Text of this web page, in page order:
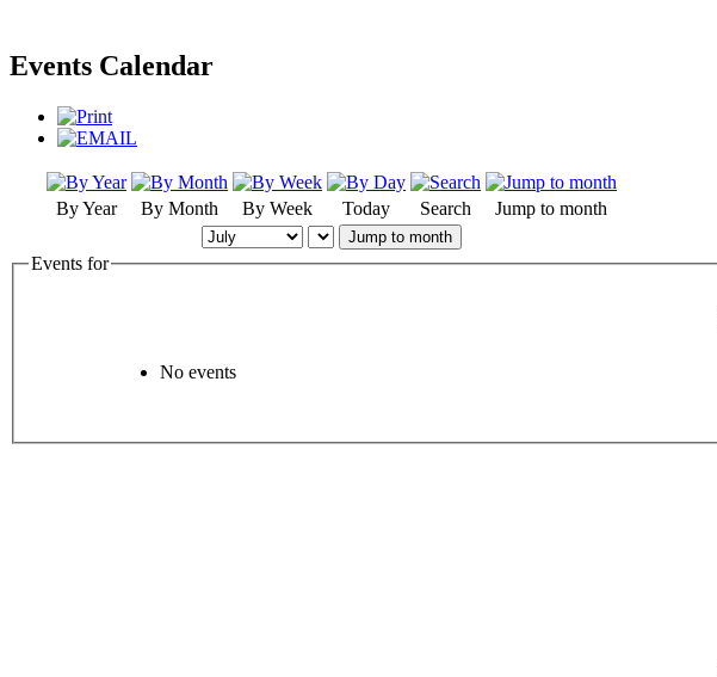
Events Calendar
By Year By Month By Week Today Search Jump to month
Jump to month
Events for
No events